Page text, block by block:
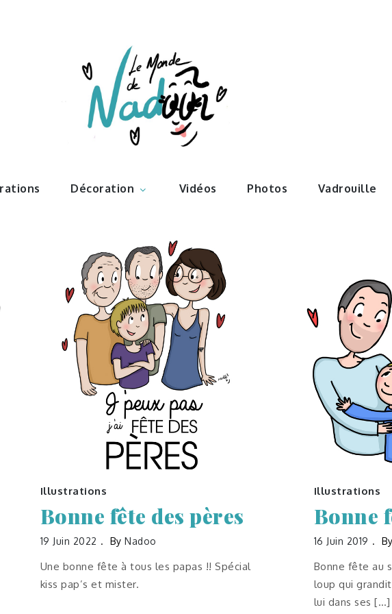
– le
Nadoo
Décoration Vidéos Photos Vadrouille
Illustrations
Bonne fête des pères
19 Juin 2022 ByNadoo
Une bonne fête à tous les papas !! Spécial
kiss pap’s et mister.
Illustrations
Bonne
16 Juin 2019
Bonne fête au
loup qui
lui dans ses […]